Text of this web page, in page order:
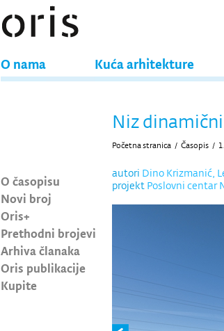
O nama Kuća arhitekture
O časopisu
Novi broj
Oris+
Prethodni brojevi
Arhiva članaka
Oris publikacije
Kupite
Niz
Početna stranica / Časopis /
autori Dino Krizmanić,
projekt Poslovni centar